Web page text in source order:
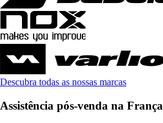
Descubra todas as nossas marcas
Assistência pós-venda na França